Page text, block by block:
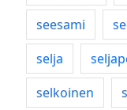
seesami
selja
selkoinen